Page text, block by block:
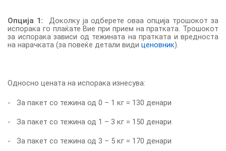
Опција 1: Доколку ја одберете оваа опција трошокот за
испорака го плаќате Вие при прием на пратката. Трошокот
за испорака зависи од тежината на пратката и вредноста
на нарачката (за повеќе детали види ценовник).
Односно цената на испорака изнесува:
- За пакет со тежина од 0 – 1 кг = 130 денари
- За пакет со тежина од 1 – 3 кг = 150 денари
- За пакет со тежина од 3 – 5 кг = 170 денари